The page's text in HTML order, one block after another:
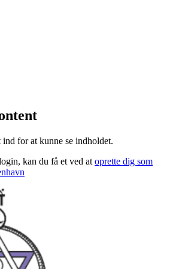
for at kunne se indholdet.
kan du få et ved at oprette dig som